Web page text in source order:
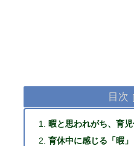
目次
暇と思われがち、育
育休中に感じる「暇